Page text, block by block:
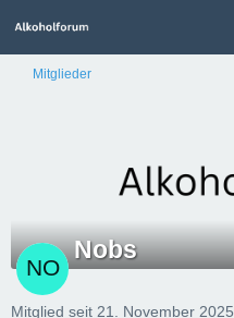
Mitglieder
Nobs
Mitglied seit 21. November 2025